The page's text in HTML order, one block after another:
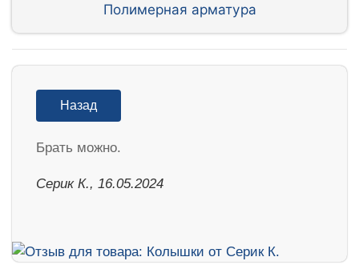
Полимерная арматура
Назад
Брать можно.
Серик К., 16.05.2024